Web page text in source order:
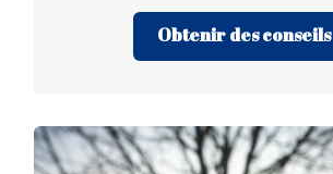
Obtenir des conseils